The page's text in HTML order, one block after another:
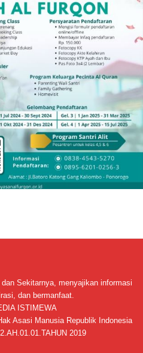
Sekitarnya, menyajikan informasi
dan bermanfaat.
ISTIMEWA
Asasi Manusia Republik Indonesia
2019